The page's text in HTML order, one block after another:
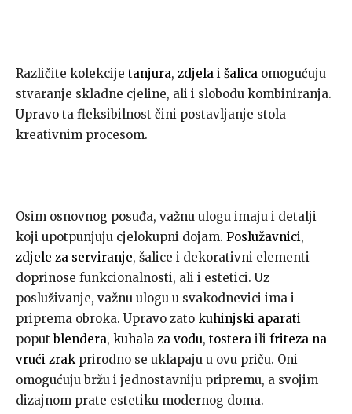
Različite kolekcije tanjura, zdjela i šalica omogućuju
stvaranje skladne cjeline, ali i slobodu kombiniranja.
Upravo ta fleksibilnost čini postavljanje stola
kreativnim procesom.
Osim osnovnog posuđa, važnu ulogu imaju i detalji
koji upotpunjuju cjelokupni dojam. Poslužavnici,
zdjele za serviranje, šalice i dekorativni elementi
doprinose funkcionalnosti, ali i estetici. Uz
posluživanje, važnu ulogu u svakodnevici ima i
priprema obroka. Upravo zato kuhinjski aparati
poput blendera, kuhala za vodu, tostera ili friteza na
vrući zrak prirodno se uklapaju u ovu priču. Oni
omogućuju bržu i jednostavniju pripremu, a svojim
dizajnom prate estetiku modernog doma.